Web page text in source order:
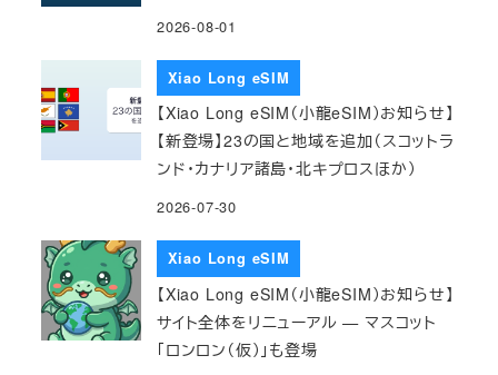
2026-08-01
Xiao Long eSIM
【Xiao Long eSIM（小龍eSIM）お知らせ】
【新登場】23の国と地域を追加（スコットラ
ンド・カナリア諸島・北キプロスほか）
2026-07-30
Xiao Long eSIM
【Xiao Long eSIM（小龍eSIM）お知らせ】
サイト全体をリニューアル — マスコット
「ロンロン（仮）」も登場